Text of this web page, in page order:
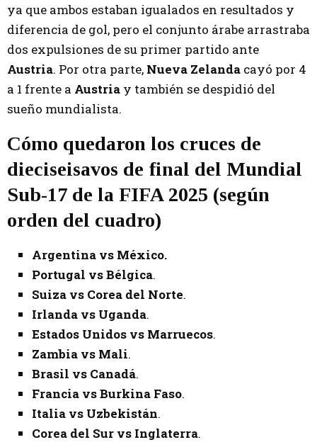
ya que ambos estaban igualados en resultados y
diferencia de gol, pero el conjunto árabe arrastraba
dos expulsiones de su primer partido ante
Austria. Por otra parte, Nueva Zelanda cayó por 4
a 1 frente a Austria y también se despidió del
sueño mundialista.
Cómo quedaron los cruces de
dieciseisavos de final del Mundial
Sub-17 de la FIFA 2025 (según
orden del cuadro)
Argentina vs México.
Portugal vs Bélgica.
Suiza vs Corea del Norte.
Irlanda vs Uganda.
Estados Unidos vs Marruecos.
Zambia vs Mali.
Brasil vs Canadá.
Francia vs Burkina Faso.
Italia vs Uzbekistán.
Corea del Sur vs Inglaterra.